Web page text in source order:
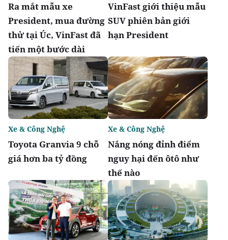
Ra mắt mẫu xe
President, mua đường
thử tại Úc, VinFast đã
tiến một bước dài
VinFast giới thiệu mẫu
SUV phiên bản giới
hạn President
Toyota Granvia 9 chỗ
giá hơn ba tỷ đồng
Xe & Công Nghệ
Nắng nóng đỉnh điểm
nguy hại đến ôtô như
thế nào
Xe & Công Nghệ